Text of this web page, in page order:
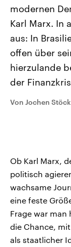
USA
Aktuelle Beiträge,
Hintergründe
Wirtschaftlich
gehören die
mit großem
Audio-Archiv
modernen
Karl Marx. In
aus: In
offen über
hierzulande
der
Von Jochen
Ob Karl Marx,
politisch
wachsame
eine feste
Frage war man
die Chance,
als staatlicher